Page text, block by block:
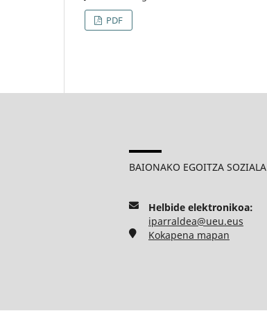
PDF
BAIONAKO EGOITZA SOZIALA
Helbide elektronikoa:
iparraldea@ueu.eus
Kokapena mapan